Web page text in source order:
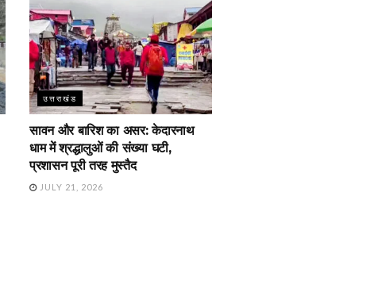
उत्तराखंड
सावन और बारिश का असर: केदारनाथ
धाम में श्रद्धालुओं की संख्या घटी,
प्रशासन पूरी तरह मुस्तैद
JULY 21, 2026